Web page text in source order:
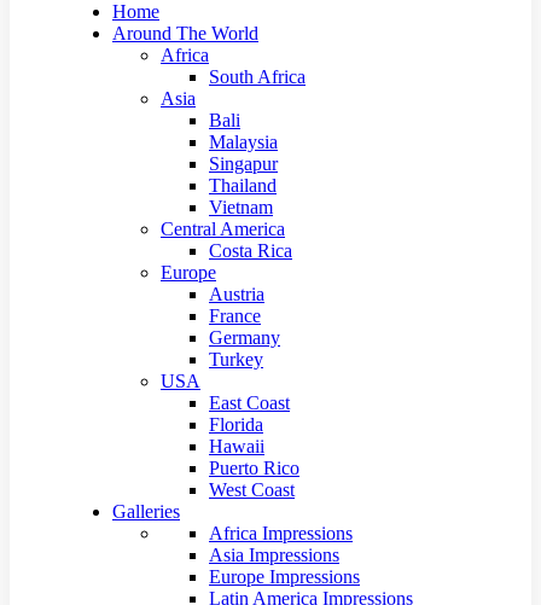
Home
Around The World
Africa
South Africa
Asia
Bali
Malaysia
Singapur
Thailand
Vietnam
Central America
Costa Rica
Europe
Austria
France
Germany
Turkey
USA
East Coast
Florida
Hawaii
Puerto Rico
West Coast
Galleries
Africa Impressions
Asia Impressions
Europe Impressions
Latin America Impressions